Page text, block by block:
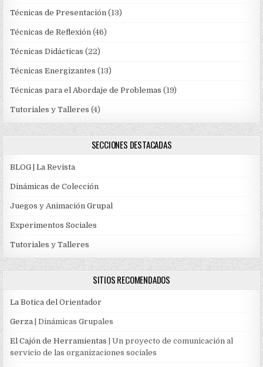
Técnicas de Presentación (13)
Técnicas de Reflexión (46)
Técnicas Didácticas (22)
Técnicas Energizantes (13)
Técnicas para el Abordaje de Problemas (19)
Tutoriales y Talleres (4)
SECCIONES DESTACADAS
BLOG | La Revista
Dinámicas de Colección
Juegos y Animación Grupal
Experimentos Sociales
Tutoriales y Talleres
SITIOS RECOMENDADOS
La Botica del Orientador
Gerza | Dinámicas Grupales
El Cajón de Herramientas | Un proyecto de comunicación al
servicio de las organizaciones sociales